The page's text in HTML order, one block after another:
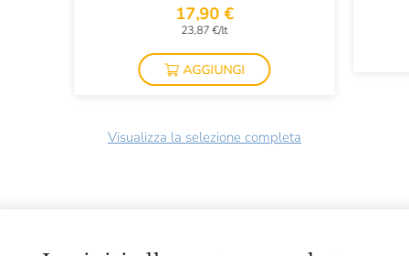
17,90 €
23,87 €/lt
AGGIUNGI
Visualizza la selezione completa